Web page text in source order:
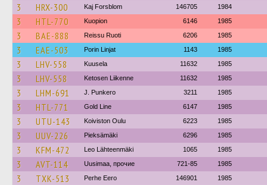
3 HRX-300 Kaj Forsblom 146705 1984
3 HTL-770 Kuopion 6146 1985
3 BAE-888 Reissu Ruoti 6206 1985
3 EAE-503 Porin Linjat 1143 1985
3 LHV-558 Kuusela 11632 1985
3 LHV-558 Ketosen Liikenne 11632 1985
3 LHM-691 J. Punkero 3211 1985
3 HTL-771 Gold Line 6147 1985
3 UTU-143 Koiviston Oulu 6223 1985
3 UUV-226 Pieksämäki 6296 1985
3 KFM-472 Leo Lähteenmäki 1065 1985
3 AVT-114 Uusimaa, прочие 721-85 1985
3 TXK-513 Perhe Eero 146901 1985